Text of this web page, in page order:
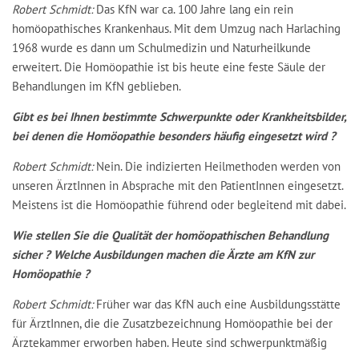
Robert Schmidt:Das KfN war ca. 100 Jahre lang ein rein
homöopathisches Krankenhaus. Mit dem Umzug nach Harlaching
1968 wurde es dann um Schulmedizin und Naturheilkunde
erweitert. Die Homöopathie ist bis heute eine feste Säule der
Behandlungen im KfN geblieben.
Gibt es bei Ihnen bestimmte Schwerpunkte oder Krankheitsbilder,
bei denen die Homöopathie besonders häufig eingesetzt wird ?
Robert Schmidt:Nein. Die indizierten Heilmethoden werden von
unseren ÄrztInnen in Absprache mit den PatientInnen eingesetzt.
Meistens ist die Homöopathie führend oder begleitend mit dabei.
Wie stellen Sie die Qualität der homöopathischen Behandlung
sicher ? Welche Ausbildungen machen die Ärzte am KfN zur
Homöopathie ?
Robert Schmidt:Früher war das KfN auch eine Ausbildungsstätte
für ÄrztInnen, die die Zusatzbezeichnung Homöopathie bei der
Ärztekammer erworben haben. Heute sind schwerpunktmäßig